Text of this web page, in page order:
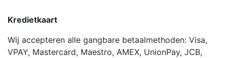
Kredietkaart
Wij accepteren alle gangbare betaalmethoden: Visa,
VPAY, Mastercard, Maestro, AMEX, UnionPay, JCB,